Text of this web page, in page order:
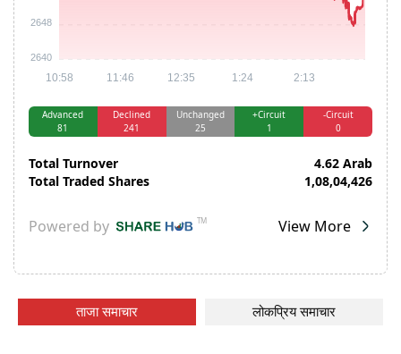
ताजा समाचार लोकप्रिय समाचार